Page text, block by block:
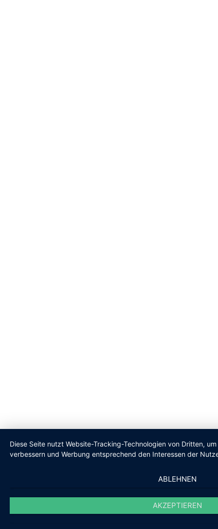
Diese Seite nutzt Website-Tracking-Technologien von Dritten,
verbessern und Werbung entsprechend den Interessen der
ABLEHNEN
AKZEPTIEREN